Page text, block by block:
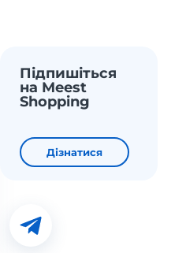
Підпишіться
на Meest
Shopping
Дізнатися